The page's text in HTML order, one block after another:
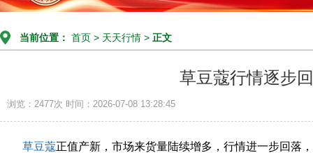
当前位置： 首页 > 天天行情 > 正文
草豆蔻行情逐步
浏览：2477次 时间：2026-07-08 13:28:45
草豆蔻正值产新，市场来货量陆续增多，行情进一步回落